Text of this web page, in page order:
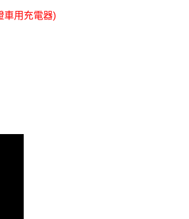
車用充電器)